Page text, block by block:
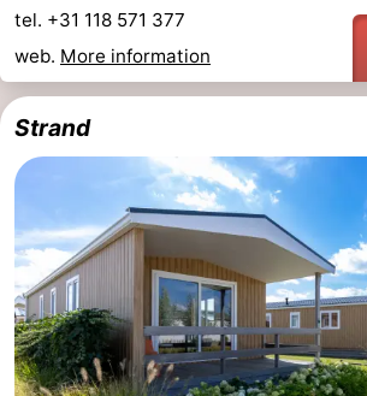
tel. +31 118 571 377
web. More information
Strand